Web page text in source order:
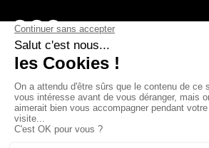
Page Facebook de Kollectif
Page Instagram de Kollectif
Page Linkedin de Kollectif
Bâtiment-Durable-Québec-1
Esquisses-1